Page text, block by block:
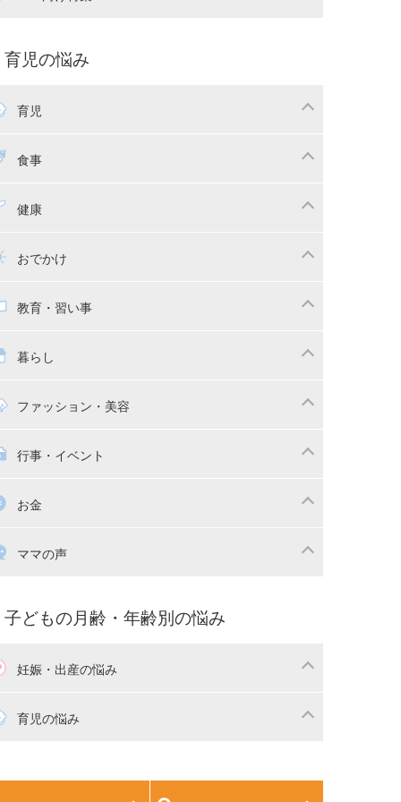
向け特集
育児の悩み
育児
ゃんのお世話
しつけ
トレ
食事
食健康
児健診・予防接種
おでかけ
とおでかけ
こ紐
教育・習い事
・習い事
園
暮らし
の日常
関係・夫婦関係
ファッション・美容
の服・ファッション
行事・イベント
祝い・内祝い
お金
購入
ママの声
てコラム
子どもの月齢・年齢別の悩み
妊娠・出産の悩み
育児の悩み